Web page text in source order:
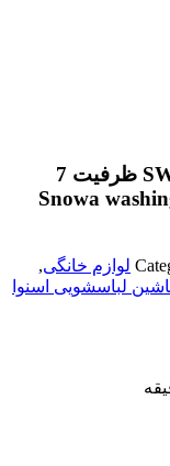
ماشین لباسشویی اسنوا مدل SWD-792 ظرفیت 7
Snowa
لوازم خانگی,
لباسشویی اسنوا